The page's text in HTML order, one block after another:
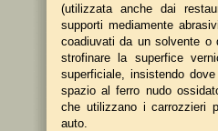
(utilizzata anche dai
supporti mediamente
coadiuvati da un solvente o
strofinare la superfice
superficiale, insistendo
spazio al ferro nudo
che utilizzano i carrozzieri
auto.